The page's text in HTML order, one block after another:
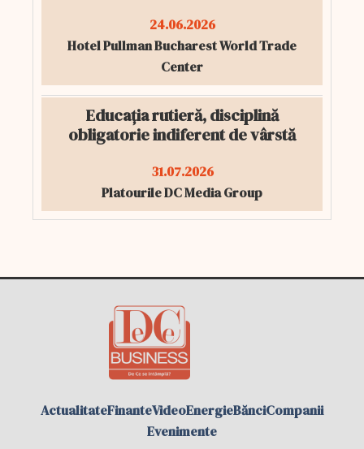
24.06.2026
Hotel Pullman Bucharest World Trade
Center
Educația rutieră, disciplină
obligatorie indiferent de vârstă
31.07.2026
Platourile DC Media Group
ActualitateFinanteVideoEnergieBănciCompanii
Evenimente